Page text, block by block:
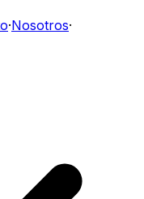
·Nosotros·